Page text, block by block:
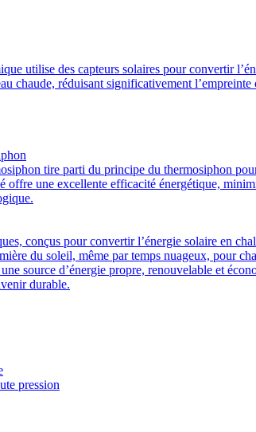
utilise des capteurs solaires pour convertir
chaude, réduisant significativement
tire parti du principe du thermosiphon
offre une excellente efficacité énergétique,
conçus pour convertir l’énergie solaire en
du soleil, même par temps nuageux, pour
source d’énergie propre, renouvelable et
durable.
pression